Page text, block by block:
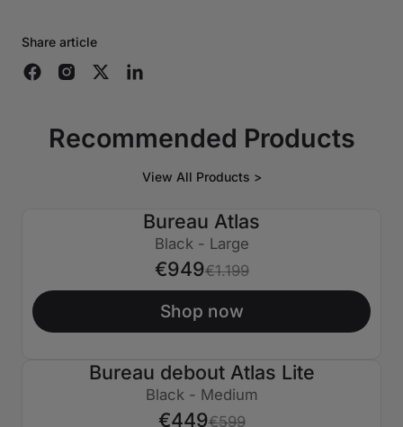
Share article
Recommended Products
View All Products >
Bureau Atlas
Black - Large
€949€1.199
Shop now
€150 ÉTEINT
Bureau debout Atlas Lite
Black - Medium
€449€599